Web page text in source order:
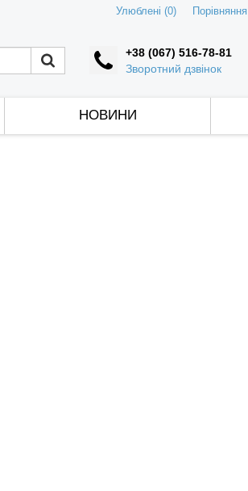
Улюблені (0)
+38 (067) 516-78-81
Зворотний дзвінок
НОВИНИ